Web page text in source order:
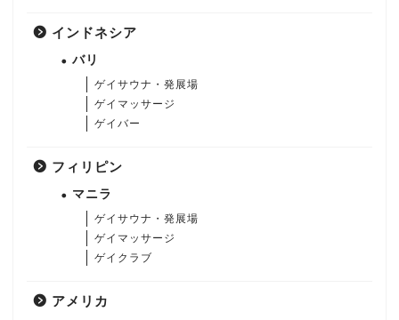
インドネシア
バリ
ゲイサウナ・発展場
ゲイマッサージ
ゲイバー
フィリピン
マニラ
ゲイサウナ・発展場
ゲイマッサージ
ゲイクラブ
アメリカ